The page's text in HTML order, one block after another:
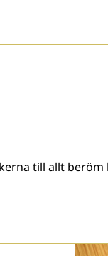
till allt